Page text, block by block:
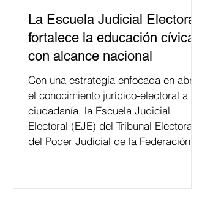
La Escuela Judicial Electoral
fortalece la educación cívica
con alcance nacional
Con una estrategia enfocada en abrir
el conocimiento jurídico-electoral a la
ciudadanía, la Escuela Judicial
Electoral (EJE) del Tribunal Electoral
del Poder Judicial de la Federación ha
relacionados con la democracia y el